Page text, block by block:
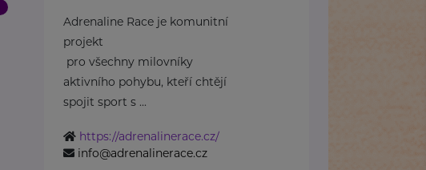
Adrenaline Race je komunitní
projekt
pro všechny milovníky
aktivního pohybu, kteří chtějí
spojit sport s ...
https://adrenalinerace.cz/
info@adrenalinerace.cz